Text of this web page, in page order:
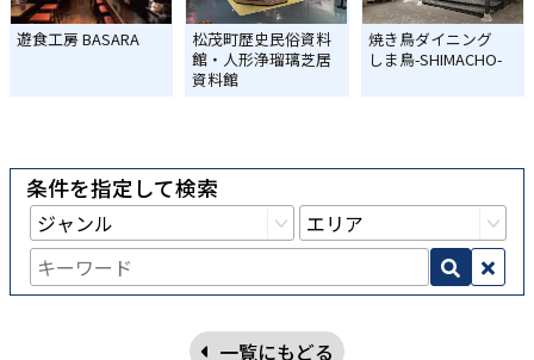
遊食工房 BASARA
松茂町歴史民俗資料
館・人形浄瑠璃芝居
資料館
焼き鳥ダイニング
しま鳥-SHIMACHO-
条件を指定して検索
一覧にもどる